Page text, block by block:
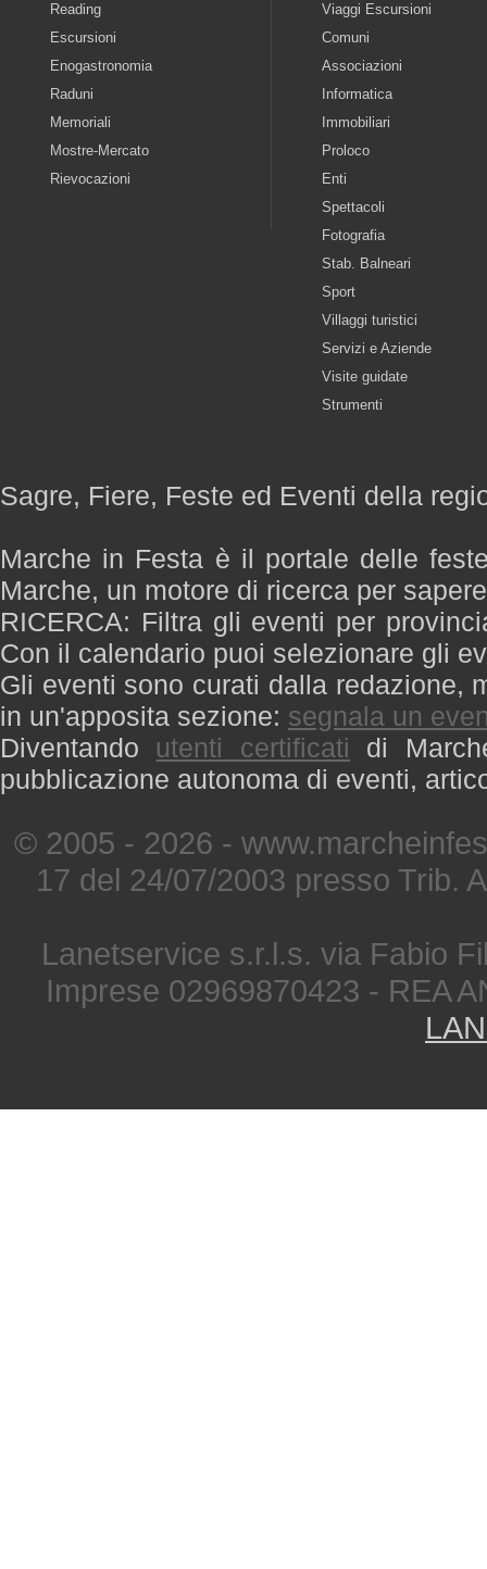
Reading
Escursioni
Enogastronomia
Raduni
Memoriali
Mostre-Mercato
Rievocazioni
Viaggi Escursioni
Comuni
Associazioni
Informatica
Immobiliari
Proloco
Enti
Spettacoli
Fotografia
Stab. Balneari
Sport
Villaggi turistici
Servizi e Aziende
Visite guidate
Strumenti
Sagre, Fiere, Feste ed Eventi della
Marche in Festa è il portale delle
Marche, un motore di ricerca per
RICERCA: Filtra gli eventi per
Con il calendario puoi selezionare gli
Gli eventi sono curati dalla redazione,
in un'apposita sezione: segnala un
Diventando utenti certificati di
pubblicazione autonoma di eventi,
© 2005 - 2026 -
17 del 24/07/2003 presso Trib.
Lanetservice s.r.l.s. via Fabio
Imprese 02969870423 - REA